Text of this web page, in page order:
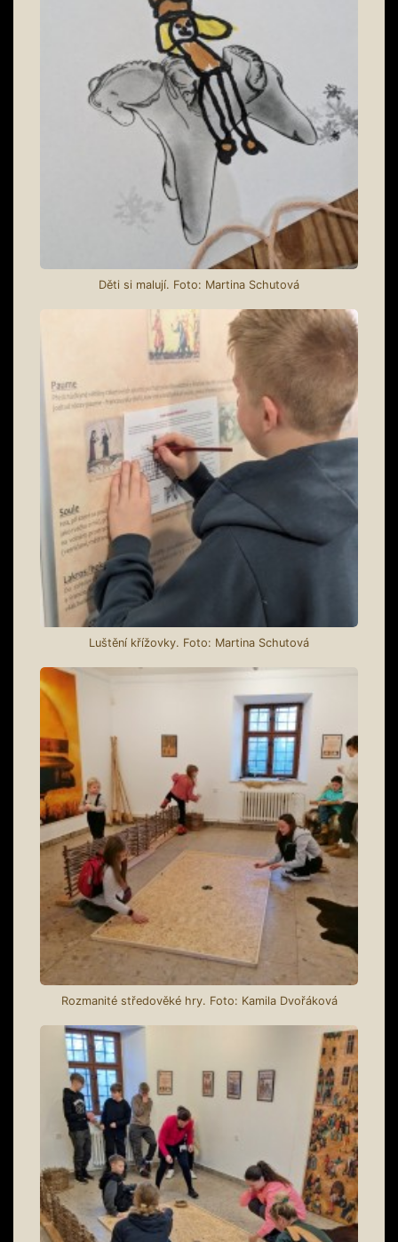
Děti si malují. Foto: Martina Schutová
Luštění křížovky. Foto: Martina Schutová
Rozmanité středověké hry. Foto: Kamila Dvořáková